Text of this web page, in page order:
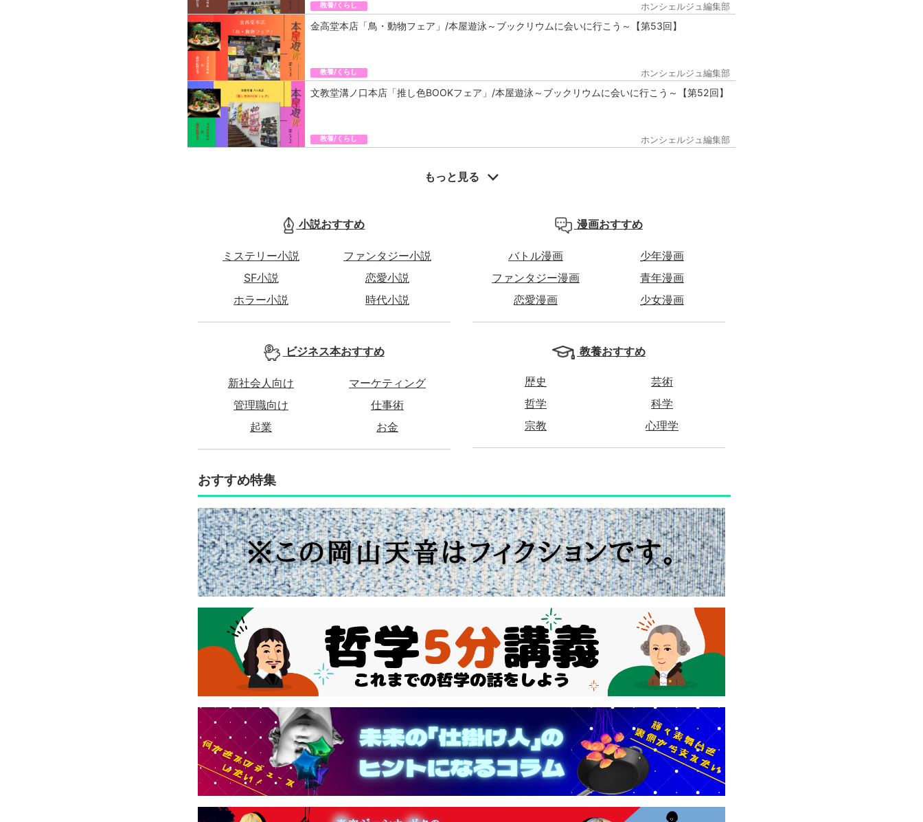
教養/くらし ホンシェルジュ編集部
金高堂本店「鳥・動物フェア」/本屋遊泳～ブックリウムに会いに行こう～【第53回】
教養/くらし ホンシェルジュ編集部
文教堂溝ノ口本店「推し色BOOKフェア」/本屋遊泳～ブックリウムに会いに行こう～【第52回】
教養/くらし ホンシェルジュ編集部
もっと見る
小説おすすめ
ミステリー小説
ファンタジー小説
SF小説
恋愛小説
ホラー小説
時代小説
漫画おすすめ
バトル漫画
少年漫画
ファンタジー漫画
青年漫画
恋愛漫画
少女漫画
ビジネス本おすすめ
新社会人向け
マーケティング
管理職向け
仕事術
起業
お金
教養おすすめ
歴史
芸術
哲学
科学
宗教
心理学
おすすめ特集